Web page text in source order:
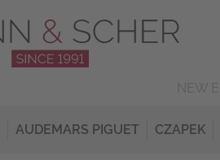
AUDEMARS PIGUET CZAPEK